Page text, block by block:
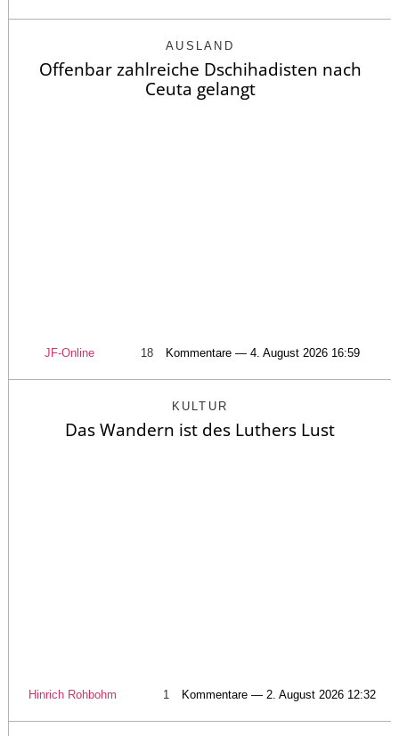
AUSLAND
Offenbar zahlreiche Dschihadisten nach
Ceuta gelangt
JF-Online 18 Kommentare — 4. August 2026 16:59
KULTUR
Das Wandern ist des Luthers Lust
Hinrich Rohbohm 1 Kommentare — 2. August 2026 12:32